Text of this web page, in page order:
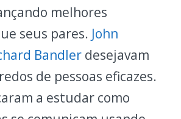
melhores
seus pares. John
Bandlerdesejavam
de pessoas eficazes.
a estudar como